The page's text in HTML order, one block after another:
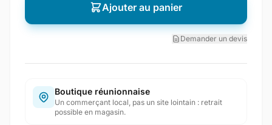
Ajouter au panier
Demander un devis
Boutique réunionnaise
Un commerçant local, pas un site lointain : retrait
possible en magasin.